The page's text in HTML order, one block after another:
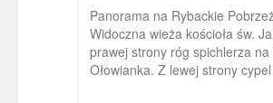
Pobrzeże i kościół św.
Panorama na Rybackie
Widoczna wieża kościoła św.
prawej strony róg spichlerza na
Ołowianka. Z lewej strony